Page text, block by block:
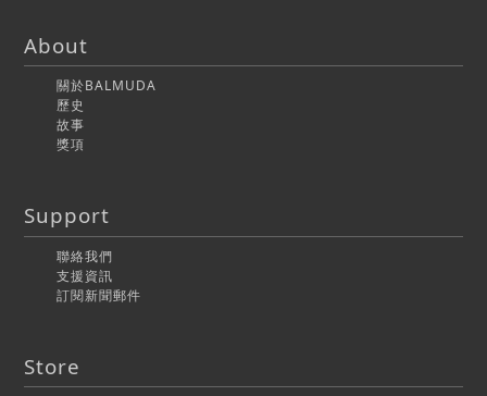
Store
About
關於BALMUDA
歷史
故事
獎項
Support
聯絡我們
支援資訊
訂閱新聞郵件